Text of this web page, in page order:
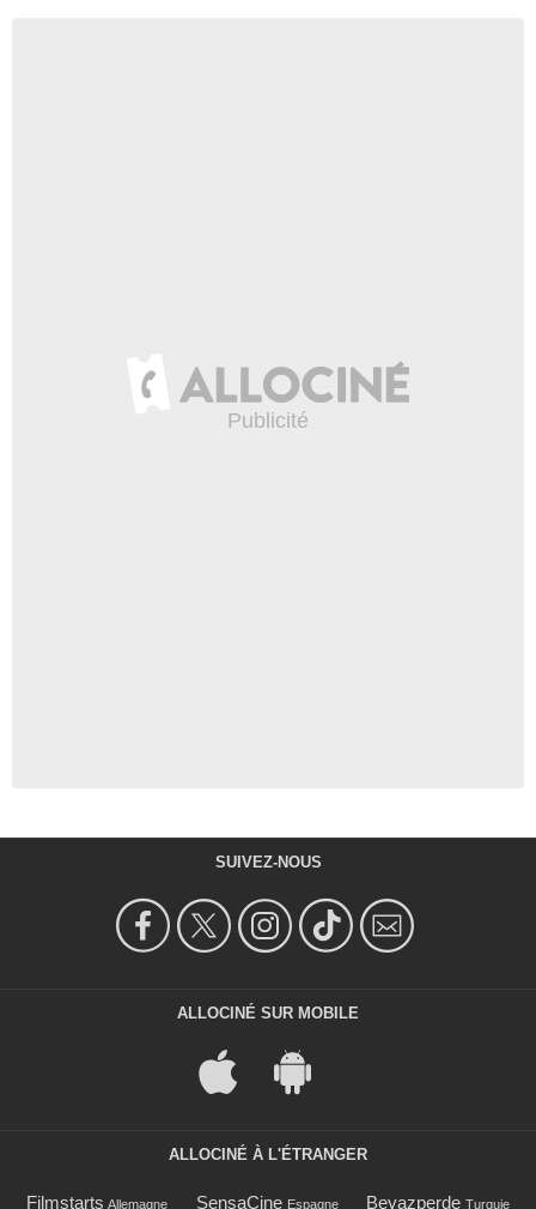
SUIVEZ-NOUS
ALLOCINÉ SUR MOBILE
ALLOCINÉ À L'ÉTRANGER
Filmstarts Allemagne SensaCine Espagne Beyazperde Turquie